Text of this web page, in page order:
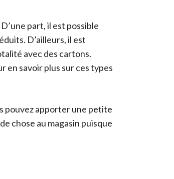
part, il est possible
D’ailleurs, il est
avec des cartons.
en savoir plus sur ces types
pouvez apporter une petite
chose au magasin puisque